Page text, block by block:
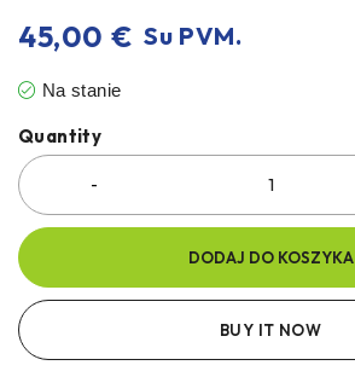
45,00 € Su PVM.
Na stanie
Quantity
DODAJ DO KOSZYKA
BUY IT NOW